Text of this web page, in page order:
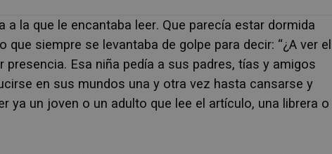
a la que le encantaba leer. Que parecía estar dormida
siempre se levantaba de golpe para decir: “¿A ver el
presencia. Esa niña pedía a sus padres, tías y amigos
en sus mundos una y otra vez hasta cansarse y
ya un joven o un adulto que lee el artículo, una librera o